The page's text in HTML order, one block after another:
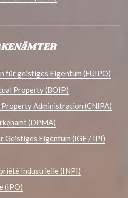
für geistiges Eigentum (EUIPO)
Property (BOIP)
Administration (CNIPA)
(DPMA)
Geistiges Eigentum (IGE / IPI)
Industrielle (INPI)
(IPO)